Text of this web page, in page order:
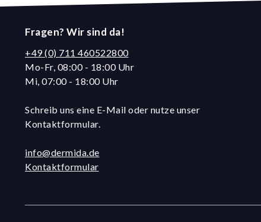
Fragen? Wir sind da!
+49 (0) 711 460522800
Mo-Fr, 08:00 - 18:00 Uhr
Mi, 07:00 - 18:00 Uhr
Schreib uns eine E-Mail oder nutze unser
Kontaktformular.
info@dermida.de
Kontaktformular